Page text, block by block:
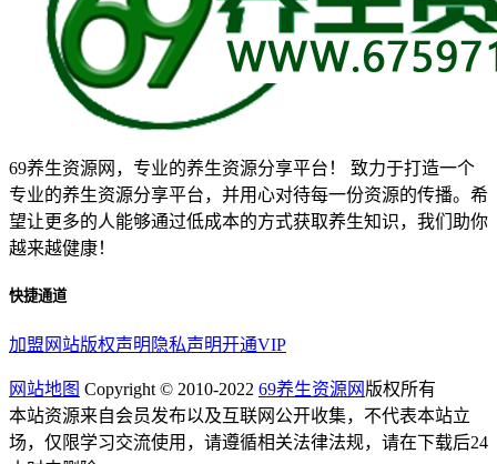
69养生资源网，专业的养生资源分享平台！ 致力于打造一个
专业的养生资源分享平台，并用心对待每一份资源的传播。希
望让更多的人能够通过低成本的方式获取养生知识，我们助你
越来越健康！
快捷通道
加盟网站版权声明 隐私声明开通VIP
网站地图 Copyright © 2010-2022 69养生资源网 版权所有
本站资源来自会员发布以及互联网公开收集，不代表本站立
场，仅限学习交流使用，请遵循相关法律法规，请在下载后24